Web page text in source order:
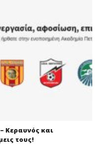
Κεραυνός και
τους!